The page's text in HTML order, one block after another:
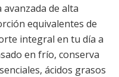
de alta
equivalentes de
integral en tu día a
en frío, conserva
ácidos grasos